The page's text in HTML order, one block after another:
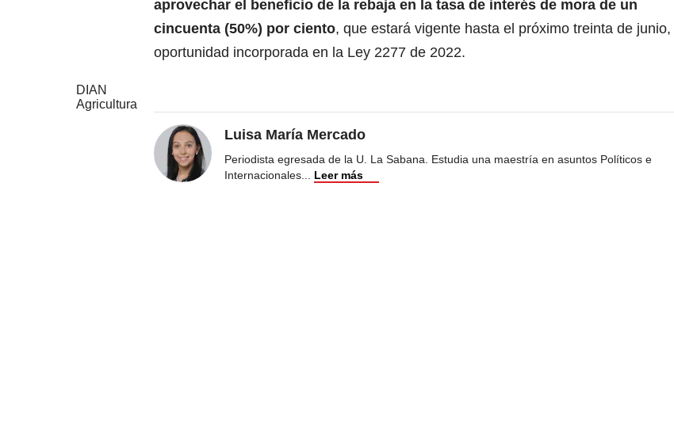
aprovechar el beneficio de la rebaja en la tasa de interés de mora de un
cincuenta (50%) por ciento, que estará vigente hasta el próximo treinta de junio,
oportunidad incorporada en la Ley 2277 de 2022.
DIAN
Agricultura
Luisa María Mercado
Periodista egresada de la U. La Sabana. Estudia una maestría en asuntos Políticos e
Internacionales... Leer más